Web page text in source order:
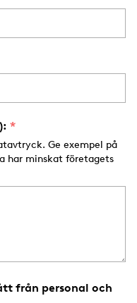
Ge exempel på
har minskat företagets
från personal och